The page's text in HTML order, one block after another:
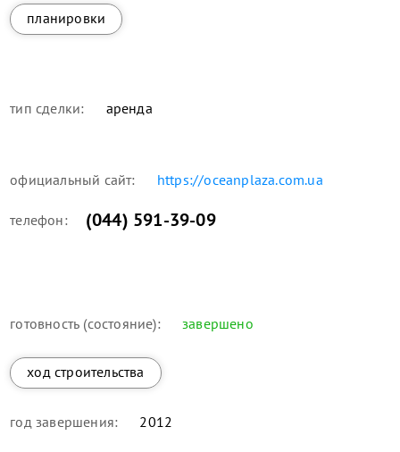
планировки
тип сделки: аренда
официальный сайт: https://oceanplaza.com.ua
телефон: (044) 591-39-09
готовность (состояние): завершено
ход строительства
год завершения: 2012